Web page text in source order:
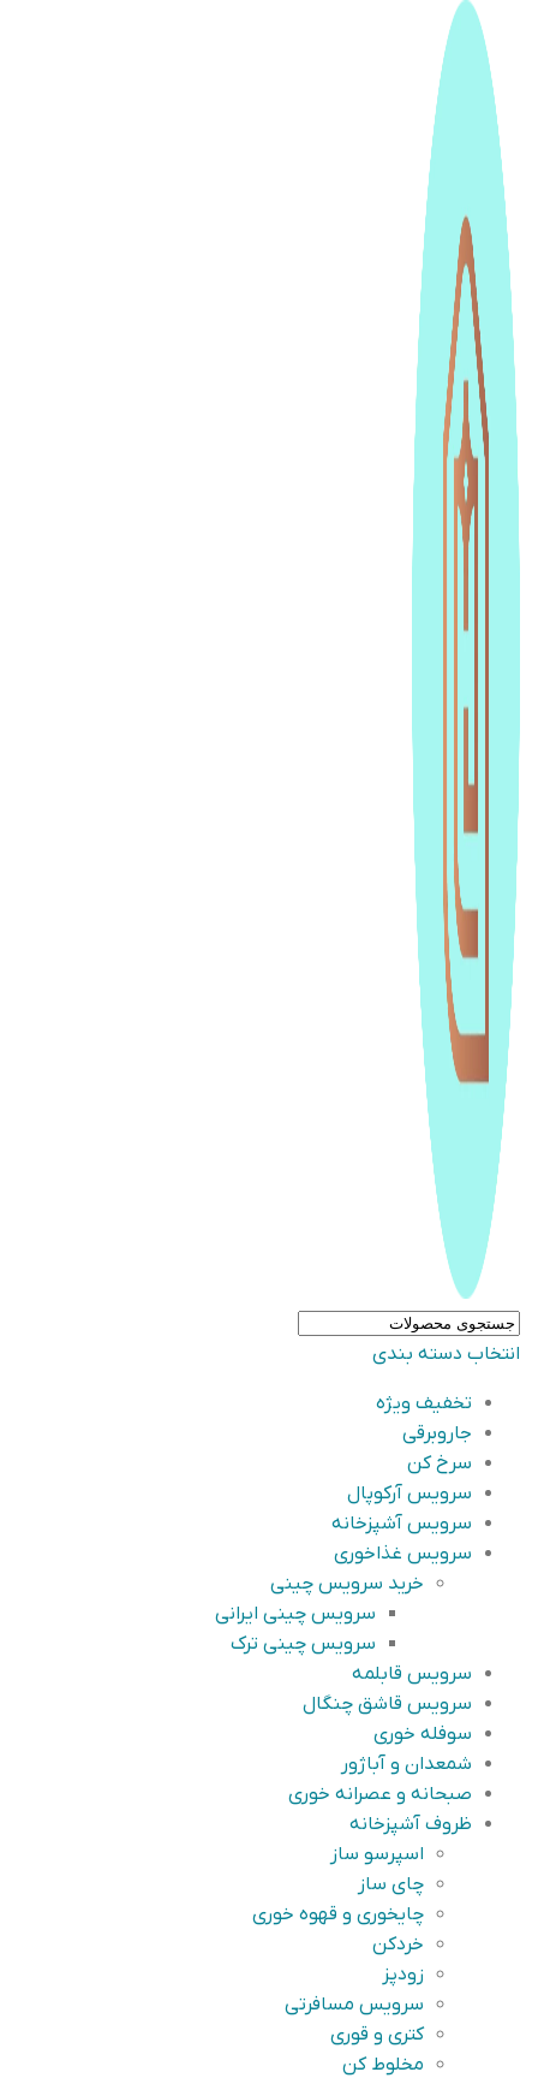
انتخاب دسته بندی
تخفیف ویژه
جاروبرقی
سرخ کن
سرویس آرکوپال
سرویس آشپزخانه
سرویس غذاخوری
خرید سرویس چینی
سرویس چینی ایرانی
سرویس چینی ترک
سرویس قابلمه
سرویس قاشق چنگال
سوفله خوری
شمعدان و آباژور
صبحانه و عصرانه خوری
ظروف آشپزخانه
اسپرسو ساز
چای ساز
چایخوری و قهوه خوری
خردکن
زودپز
سرویس مسافرتی
کتری و قوری
مخلوط کن